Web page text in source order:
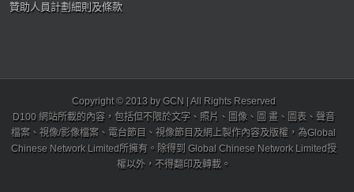
贊助人員計劃細則及條款
Copyright © 2013 by GCN | All Rights Reserved
D100 網站所載的內容，包括但不限於文字、照片、圖像、圖 畫、圖表、聲音
檔案、視像/影像檔案、電台節目、視像節目及網上製作內容及版權，為Global
Chinese Network Limited所擁有。除得到 Global Chinese Network Limited授
權以外，不得翻印及轉載。